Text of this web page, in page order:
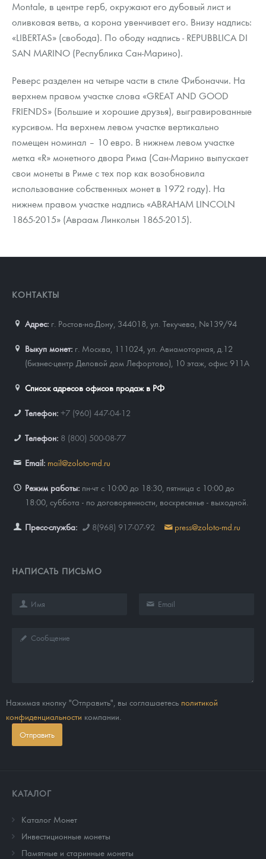
Montale, в центре герб, окружают его дубовый лист и
оливковая ветвь, а корона увенчивает его. Внизу надпись:
«LIBERTAS» (свобода). По ободу надпись - REPUBBLICA DI
SAN MARINO (Республика Сан-Марино).
Реверс разделен на четыре части в стиле Фибоначчи. На
верхнем правом участке слова «GREAT AND GOOD
FRIENDS» (Большие и хорошие друзья), выгравированные
курсивом. На верхнем левом участке вертикально
помещен номинал – 10 евро. В нижнем левом участке
метка «R» монетного двора Рима (Сан-Марино выпускает
свои монеты в Риме с тех пор как возобновила
использование собственных монет в 1972 году). На
нижнем правом участке надпись «ABRAHAM LINCOLN
1865-2015» (Авраам Линкольн 1865-2015).
КОНТАКТЫ
Адрес: г. Ростов-на-Дону, 344018 ул. Текучева, №139/94
Выкуп монет: г. Москва, 111024, ул. Авиамоторная, д.12
(бизнес-центр Деловой дом Лефортово), 10 этаж, офис 911А
Список адресов офисов продаж в РФ
Телефон: +7 (960) 447-04-12
Телефон: 8 (800) 500-08-77
Email: mail@zoloto-md.ru
Режим работы: пн-чт с 10:00 до 18:30, пятница с 10:00 до
18:00, суббота - по договоренности, воскресенье - выходной.
Пресс-служба: 8(968) 917-07-92 press@zoloto-md.ru
НАПИСАТЬ ПИСЬМО
Нажимая кнопку "Отправить", вы соглашаетесь политикой
конфиденциальности компании.
Отправить
КАТАЛОГ
Каталог Монет
Инвестиционные монеты
Памятные и старинные монеты